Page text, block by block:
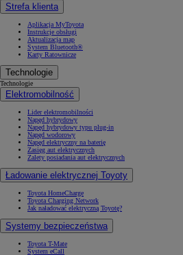
Strefa klienta
Aplikacja MyToyota
Instrukcje obsługi
Aktualizacja map
System Bluetooth®
Karty Ratownicze
Technologie
Technologie
Elektromobilność
Lider elektromobilności
Napęd hybrydowy
Napęd hybrydowy typu plug-in
Napęd wodorowy
Napęd elektryczny na baterię
Zasięg aut elektrycznych
Zalety posiadania aut elektrycznych
Ładowanie elektrycznej Toyoty
Toyota HomeCharge
Toyota Charging Network
Jak naładować elektryczną Toyotę?
Systemy bezpieczeństwa
Toyota T-Mate
System eCall